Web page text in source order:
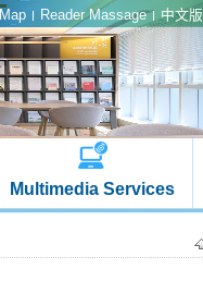
Map Reader Massage 中文版
Multimedia Services